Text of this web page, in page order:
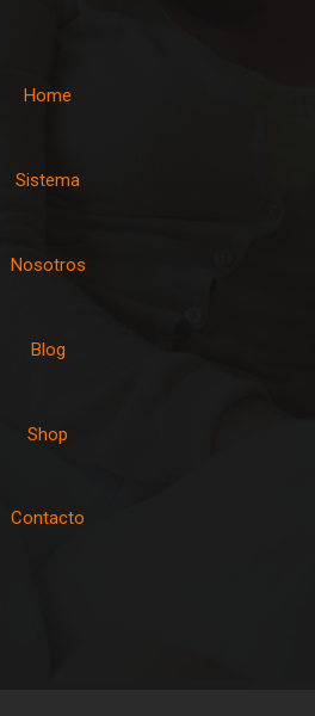
Home
Sistema
Nosotros
Blog
Shop
Contacto